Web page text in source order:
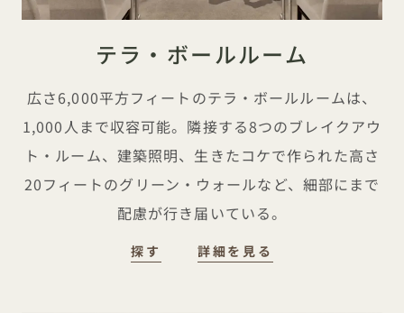
テラ・ボールルーム
広さ6,000平方フィートのテラ・ボールルームは、
1,000人まで収容可能。隣接する8つのブレイクアウ
ト・ルーム、建築照明、生きたコケで作られた高さ
20フィートのグリーン・ウォールなど、細部にまで
配慮が行き届いている。
探す 詳細を見る